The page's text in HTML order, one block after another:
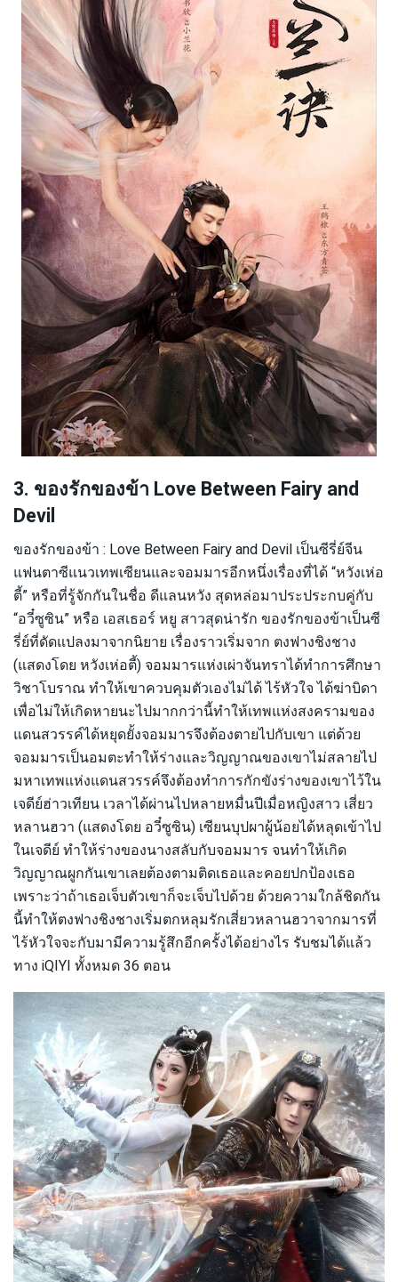
3. ของรักของข้า Love Between Fairy and
Devil
ของรักของข้า : Love Between Fairy and Devil เป็นซีรี่ย์จีน
แฟนตาซีแนวเทพเซียนและจอมมารอีกหนึ่งเรื่องที่ได้ “หวังเห่อ
ตี้” หรือที่รู้จักกันในชื่อ ดีแลนหวัง สุดหล่อมาประประกบคู่กับ
“อวี๋ซูซิน” หรือ เอสเธอร์ หยู สาวสุดน่ารัก ของรักของข้าเป็นซี
รี่ย์ที่ดัดแปลงมาจากนิยาย เรื่องราวเริ่มจาก ตงฟางชิงชาง
(แสดงโดย หวังเห่อตี้) จอมมารแห่งเผ่าจันทราได้ทำการศึกษา
วิชาโบราณ ทำให้เขาควบคุมตัวเองไม่ได้ ไร้หัวใจ ได้ฆ่าบิดา
เพื่อไม่ให้เกิดหายนะไปมากกว่านี้ทำให้เทพแห่งสงครามของ
แดนสวรรค์ได้หยุดยั้งจอมมารจึงต้องตายไปกับเขา แต่ด้วย
จอมมารเป็นอมตะทำให้ร่างและวิญญาณของเขาไม่สลายไป
มหาเทพแห่งแดนสวรรค์จึงต้องทำการกักขังร่างของเขาไว้ใน
เจดีย์ฮ่าวเทียน เวลาได้ผ่านไปหลายหมื่นปีเมื่อหญิงสาว เสี่ยว
หลานฮวา (แสดงโดย อวี๋ซูซิน) เซียนบุปผาผู้น้อยได้หลุดเข้าไป
ในเจดีย์ ทำให้ร่างของนางสลับกับจอมมาร จนทำให้เกิด
วิญญาณผูกกันเขาเลยต้องตามติดเธอและคอยปกป้องเธอ
เพราะว่าถ้าเธอเจ็บตัวเขาก็จะเจ็บไปด้วย ด้วยความใกล้ชิดกัน
นี้ทำให้ตงฟางชิงชางเริ่มตกหลุมรักเสี่ยวหลานฮวาจากมารที่
ไร้หัวใจจะกับมามีความรู้สึกอีกครั้งได้อย่างไร รับชมได้แล้ว
ทาง iQIYI ทั้งหมด 36 ตอน